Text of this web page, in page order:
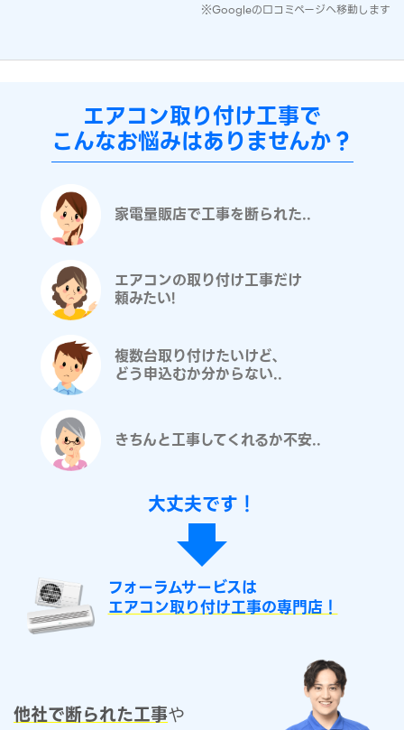
※Googleの口コミページへ移動します
エアコン取り付け工事で
こんなお悩みはありませんか？
家電量販店で工事を断られた..
エアコンの取り付け工事だけ
頼みたい!
複数台取り付けたいけど、
どう申込むか分からない..
きちんと工事してくれるか不安..
大丈夫です！
フォーラムサービスは
エアコン取り付け工事の専門店！
他社で断られた工事や